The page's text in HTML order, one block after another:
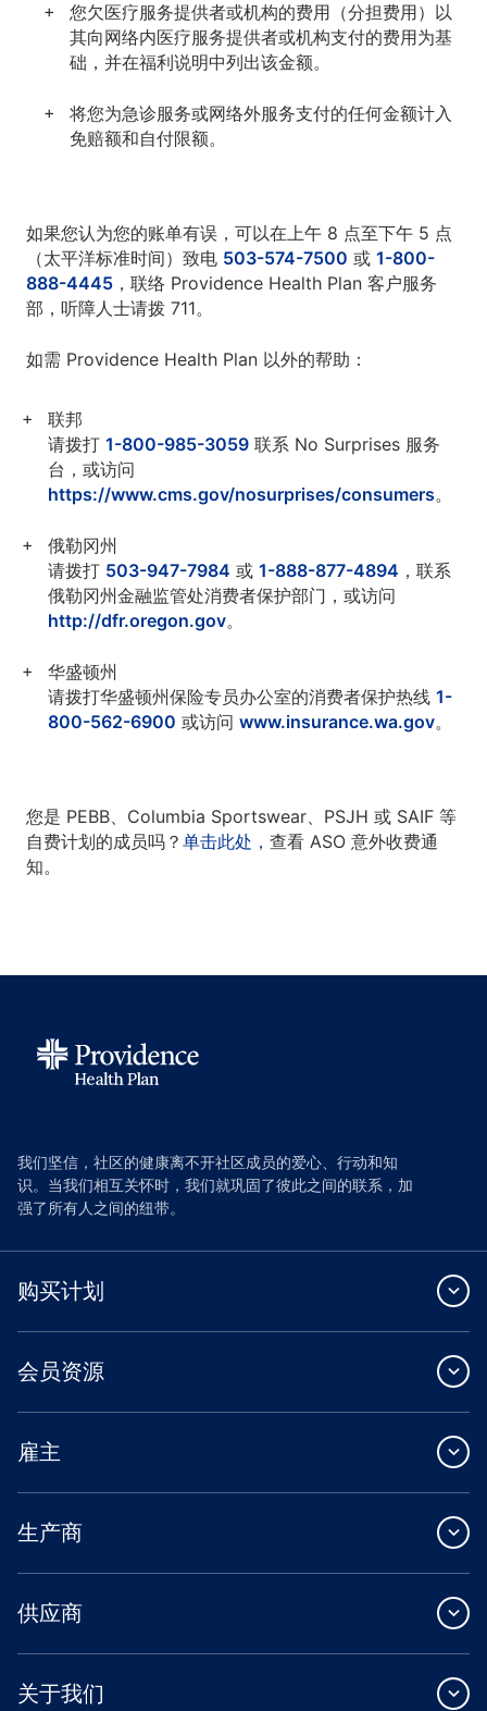
您欠医疗服务提供者或机构的费用（分担费用）以
其向网络内医疗服务提供者或机构支付的费用为基
础，并在福利说明中列出该金额。
将您为急诊服务或网络外服务支付的任何金额计入
免赔额和自付限额。
如果您认为您的账单有误 ，可以在上午 8 点至下午 5 点
（太平洋标准时间）致电 503-574-7500 或 1-800-
888-4445 ，联络 Providence Health Plan 客户服务
部，听障人士请拨 711。
如需 Providence Health Plan 以外的帮助：
联邦
请拨打 1-800-985-3059 联系 No Surprises 服务
台，或访问
https://www.cms.gov/nosurprises/consumers。
俄勒冈州
请拨打 503-947-7984 或 1-888-877-4894 ，联系
俄勒冈州金融监管处消费者保护部门，或访问
http://dfr.oregon.gov。
华盛顿州
请拨打华盛顿州保险专员办公室的消费者保护热线 1-
800-562-6900 或访问 www.insurance.wa.gov。
您是 PEBB、Columbia Sportswear、PSJH 或 SAIF 等
自费计划的成员吗？ 单击此处， 查看 ASO 意外收费通
知。
我们坚信，社区的健康离不开社区成员的爱心、行动和知
识。当我们相互关怀时，我们就巩固了彼此之间的联系，加
强了所有人之间的纽带。
购买计划
会员资源
雇主
生产商
供应商
关于我们